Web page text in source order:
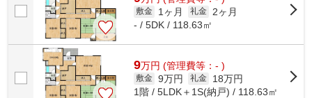
敷金 1ヶ月 礼金
2ヶ月
- / 5DK / 118.63㎡
9万円 (管理費等：- )
敷金 9万円 礼金
18万円
1階 / 5LDK＋1S(納戸) / 118.63㎡